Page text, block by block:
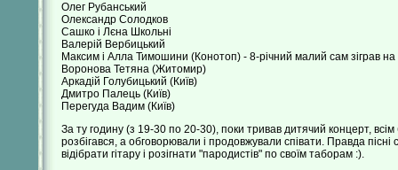
Олег Рубанський
Олександр Солодков
Сашко і Лєна Школьні
Валерій Вербицький
Максим і Алла Тимошини (Конотоп) - 8-річний малий сам зіграв на
Воронова Тетяна (Житомир)
Аркадій Голубицький (Київ)
Дмитро Палець (Київ)
Перегуда Вадим (Київ)
За ту годину (з 19-30 по 20-30), поки тривав дитячий концерт,
розбігався, а обговорювали і продовжували співати. Правда
відібрати гітару і розігнати "пародистів" по своїм таборам :).